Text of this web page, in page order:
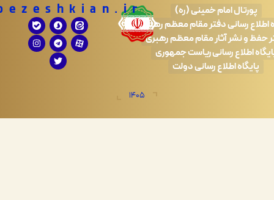
امام خمینی (ره)
رسانی دفتر مقام معظم رهبری
آثار مقام معظم رهبری
رسانی ریاست جمهوری
اطلاع رسانی دولت
Drpezeshkian.ir